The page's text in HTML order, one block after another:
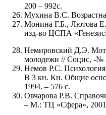
200 – 992с.
Мухина В.С.
Монина Г.Б., Лютова
изд-во ЦСПА
Немировский Д.Э.
молодежи // Социс, -№
Немов Р.С.
В 3 кн. Кн. Общие
1994. – 576 с.
Овчарова Р.В.
– М.: ТЦ «Сфера»,